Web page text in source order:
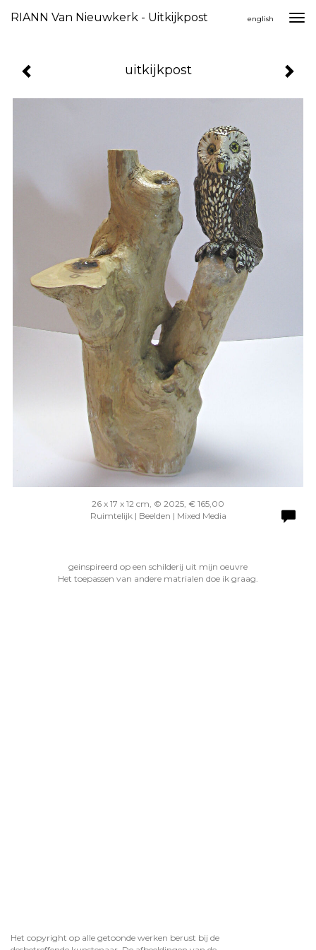
RIANN Van Nieuwkerk - Uitkijkpost english
uitkijkpost
26 x 17 x 12 cm, © 2025, € 165,00
Ruimtelijk | Beelden | Mixed Media
geinspireerd op een schilderij uit mijn oeuvre
Het toepassen van andere matrialen doe ik graag.
Het copyright op alle getoonde werken berust bij de